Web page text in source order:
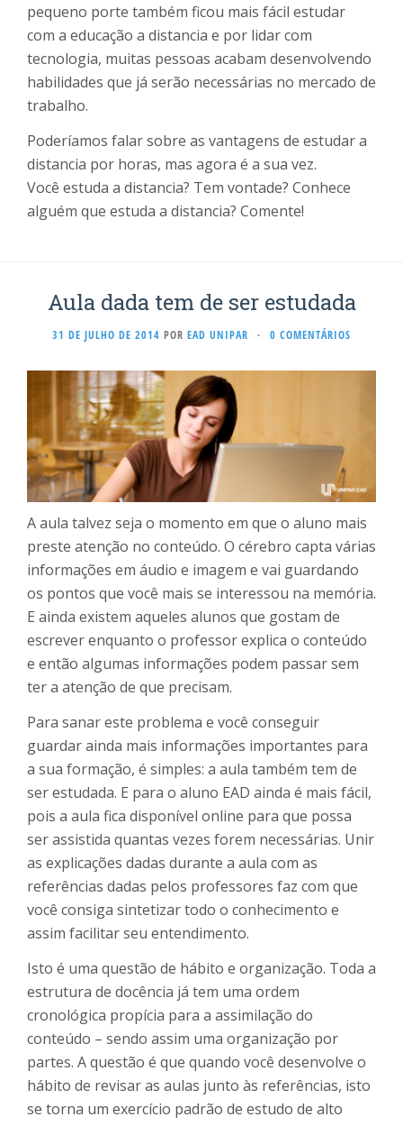
pequeno porte também ficou mais fácil estudar
com a educação a distancia e por lidar com
tecnologia, muitas pessoas acabam desenvolvendo
habilidades que já serão necessárias no mercado de
trabalho.
Poderíamos falar sobre as vantagens de estudar a
distancia por horas, mas agora é a sua vez.
Você estuda a distancia? Tem vontade? Conhece
alguém que estuda a distancia? Comente!
Aula dada tem de ser estudada
31 DE JULHO DE 2014 POR EAD UNIPAR · 0 COMENTÁRIOS
A aula talvez seja o momento em que o aluno mais
preste atenção no conteúdo. O cérebro capta várias
informações em áudio e imagem e vai guardando
os pontos que você mais se interessou na memória.
E ainda existem aqueles alunos que gostam de
escrever enquanto o professor explica o conteúdo
e então algumas informações podem passar sem
ter a atenção de que precisam.
Para sanar este problema e você conseguir
guardar ainda mais informações importantes para
a sua formação, é simples: a aula também tem de
ser estudada. E para o aluno EAD ainda é mais fácil,
pois a aula fica disponível online para que possa
ser assistida quantas vezes forem necessárias. Unir
as explicações dadas durante a aula com as
referências dadas pelos professores faz com que
você consiga sintetizar todo o conhecimento e
assim facilitar seu entendimento.
Isto é uma questão de hábito e organização. Toda a
estrutura de docência já tem uma ordem
cronológica propícia para a assimilação do
conteúdo – sendo assim uma organização por
partes. A questão é que quando você desenvolve o
hábito de revisar as aulas junto às referências, isto
se torna um exercício padrão de estudo de alto